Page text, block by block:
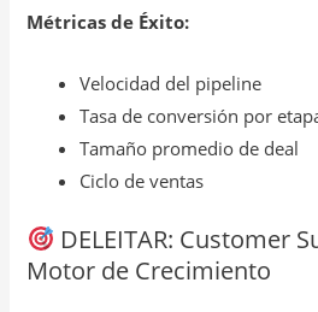
Métricas de Éxito:
Velocidad del pipeline
Tasa de conversión por
Tamaño promedio de deal
Ciclo de ventas
DELEITAR: Customer
Motor de Crecimiento